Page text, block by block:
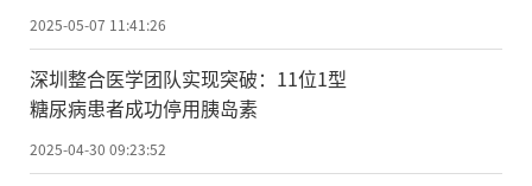
2025-05-07 11:41:26
深圳整合医学团队实现突破：11位1型
糖尿病患者成功停用胰岛素
2025-04-30 09:23:52